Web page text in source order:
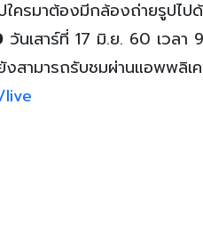
ครมาต้องมีกล้องถ่ายรูปไ
วันเสาร์ที่ 17 มิ.ย. 60 เวล
ามารถรับชมผ่านแอพพลิเค